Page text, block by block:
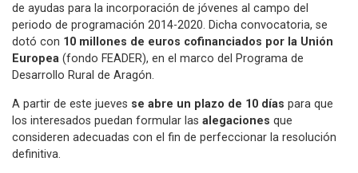
de ayudas para la incorporación de jóvenes al campo del
periodo de programación 2014-2020. Dicha convocatoria, se
dotó con 10 millones de euros cofinanciados por la Unión
Europea (fondo FEADER), en el marco del Programa de
Desarrollo Rural de Aragón.
A partir de este jueves se abre un plazo de 10 días para que
los interesados puedan formular las alegaciones que
consideren adecuadas con el fin de perfeccionar la resolución
definitiva.